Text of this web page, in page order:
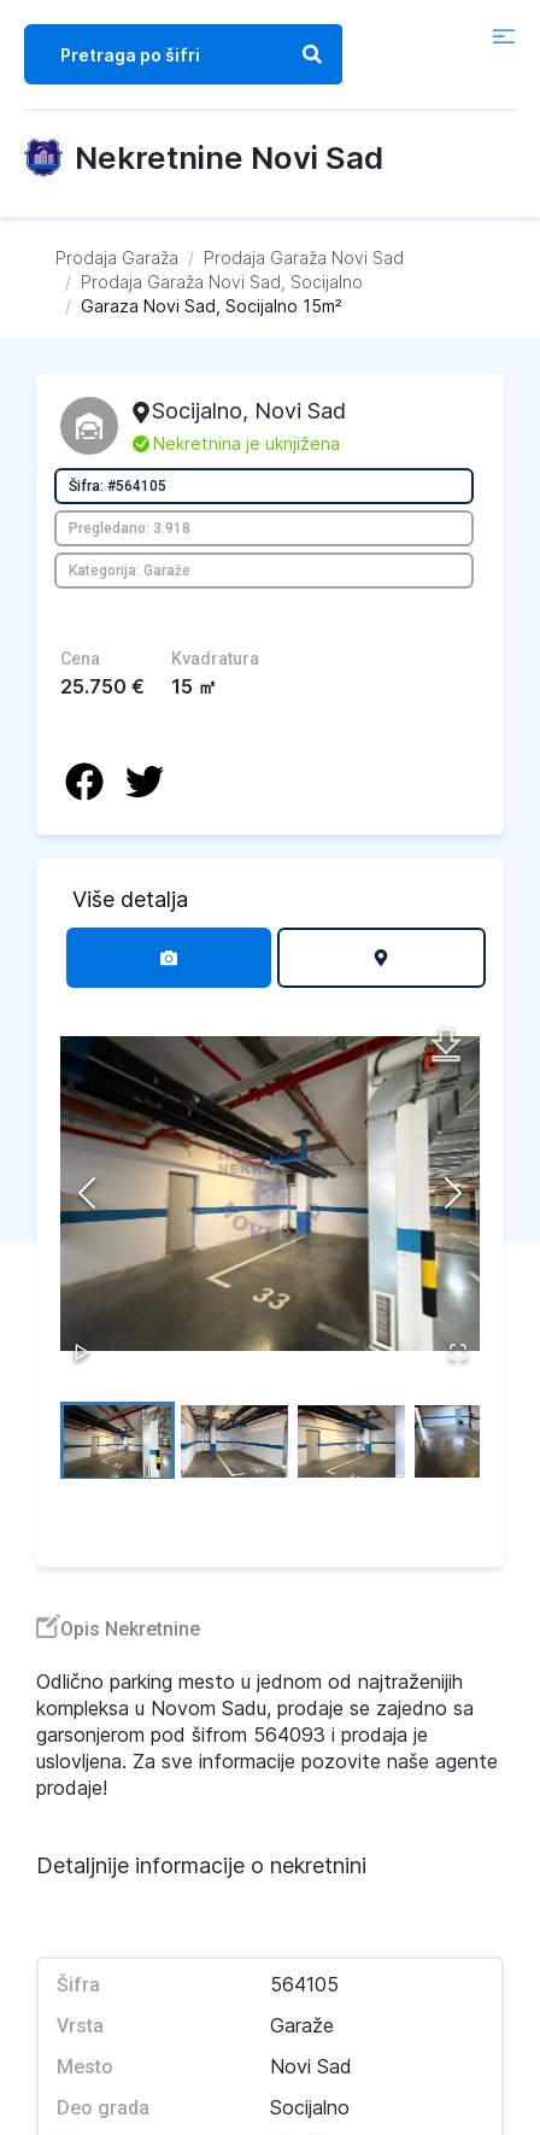
Nekretnine Novi Sad
Prodaja Garaža / Prodaja Garaža Novi Sad
/ Prodaja Garaža Novi Sad, Socijalno
/ Garaza Novi Sad, Socijalno 15m²
Socijalno, Novi Sad
L Nekretnina je uknjižena
Šifra: #564105
Pregledano: 3.918
Kategorija: Garaže
Cena
25.750 €
Kvadratura
15 ㎡
Više detalja
Opis Nekretnine
Odlično parking mesto u jednom od najtraženijih
kompleksa u Novom Sadu, prodaje se zajedno sa
garsonjerom pod šifrom 564093 i prodaja je
uslovljena. Za sve informacije pozovite naše agente
prodaje!
Detaljnije informacije o nekretnini
Šifra 564105
Vrsta Garaže
Mesto Novi Sad
Deo grada Socijalno